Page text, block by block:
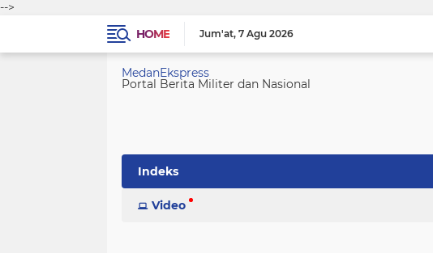
-->
HOME
Jum'at 7 Agu 2026
MedanEkspress
Portal Berita Militer dan Nasional
Indeks
Video